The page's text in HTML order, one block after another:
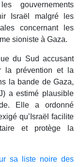
gouvernements
Israël malgré les
concernant les
sioniste à Gaza.
du Sud accusant
la prévention et la
la bande de Gaza,
a estimé plausible
Elle a ordonné
qu’Israël facilite
et protège la
sa liste noire des